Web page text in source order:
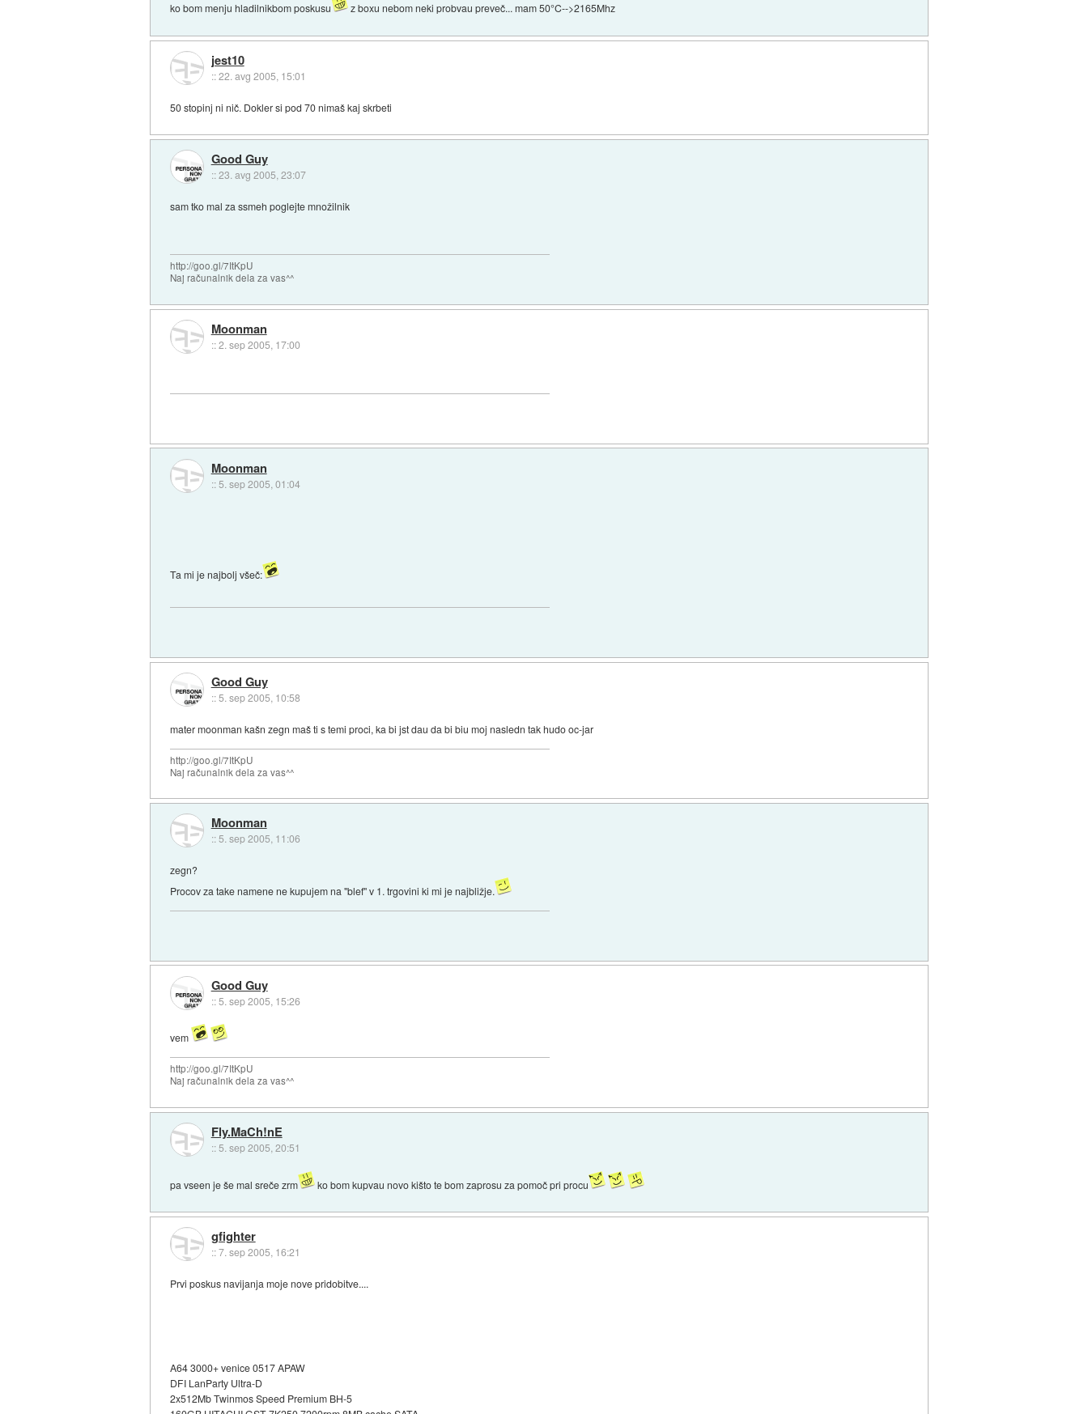
ko bom menju hladilnikbom poskusu z boxu nebom neki probvau preveč... mam 50°C-->2165Mhz
jest10
::22. avg 2005, 15:01
50 stopinj ni nič. Dokler si pod 70 nimaš kaj skrbeti
Good Guy
::23. avg 2005, 23:07
sam tko mal za ssmeh poglejte množilnik
http://goo.gl/7ItKpU
Naj računalnik dela za vas^^
Moonman
::2. sep 2005, 17:00
Moonman
:: 5. sep 2005, 01:04
Ta mi je najbolj všeč:
Good Guy
::5. sep 2005, 10:58
mater moonman kašn zegn maš ti s temi proci, ka bi jst dau da bi biu moj nasledn tak hudo oc-jar
http://goo.gl/7ItKpU
Naj računalnik dela za vas^^
Moonman
:: 5. sep 2005, 11:06
zegn?
Procov za take namene ne kupujem na "blef" v 1. trgovini ki mi je najbližje.
Good Guy
::5. sep 2005, 15:26
vem
http://goo.gl/7ItKpU
Naj računalnik dela za vas^^
Fly.MaCh!nE
:: 5. sep 2005, 20:51
pa vseen je še mal sreče zrm ko bom kupvau novo kišto te bom zaprosu za pomoč pri procu
gfighter
::7. sep 2005, 16:21
Prvi poskus navijanja moje nove pridobitve....
A64 3000+ venice 0517 APAW
DFI LanParty Ultra-D
2x512Mb Twinmos Speed Premium BH-5